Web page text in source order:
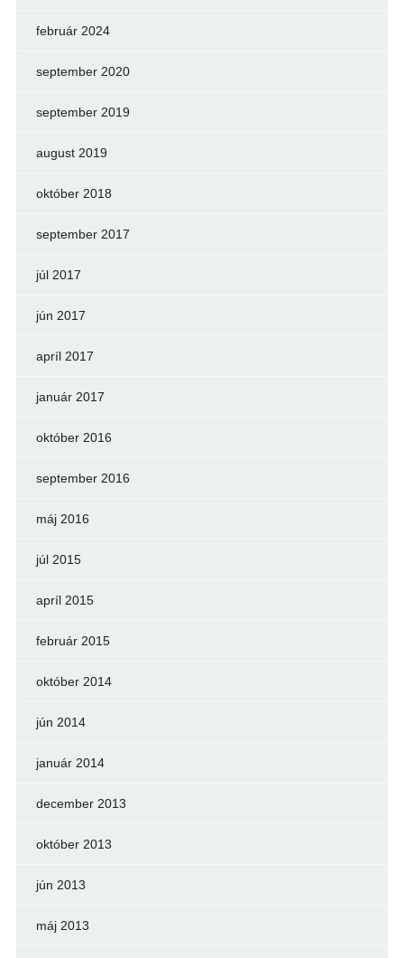
február 2024
september 2020
september 2019
august 2019
október 2018
september 2017
júl 2017
jún 2017
apríl 2017
január 2017
október 2016
september 2016
máj 2016
júl 2015
apríl 2015
február 2015
október 2014
jún 2014
január 2014
december 2013
október 2013
jún 2013
máj 2013